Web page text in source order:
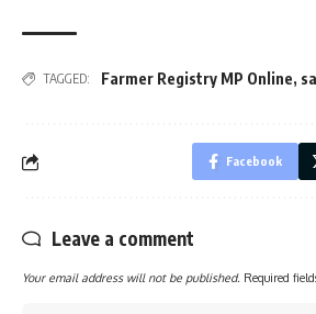
TAGGED: Farmer Registry MP Online,
Facebook
Leave a comment
Your email address will not be published. Required